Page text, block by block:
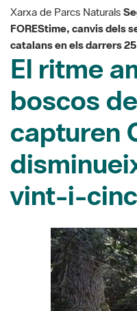
El ritme
boscos de
capturen
vint-i-